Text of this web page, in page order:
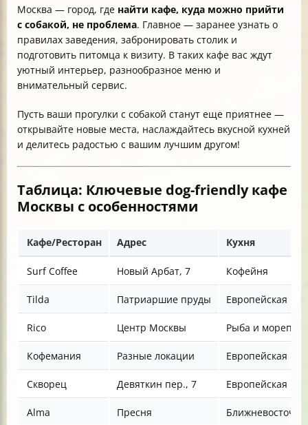
Москва — город, где найти кафе, куда можно прийти
с собакой, не проблема. Главное — заранее узнать о
правилах заведения, забронировать столик и
подготовить питомца к визиту. В таких кафе вас ждут
уютный интерьер, разнообразное меню и
внимательный сервис.
Пусть ваши прогулки с собакой станут еще приятнее —
открывайте новые места, наслаждайтесь вкусной кухней
и делитесь радостью с вашим лучшим другом!
Таблица: Ключевые dog-friendly кафе
Москвы с особенностями
Кафе/Ресторан Адрес Кухня
Surf Coffee Новый Арбат, 7 Кофейня
Tilda Патриаршие пруды Европейская
Rico Центр Москвы Рыба и
Кофемания Разные локации Европейская
Скворец Девяткин пер., 7 Европейская
Alma Пресня